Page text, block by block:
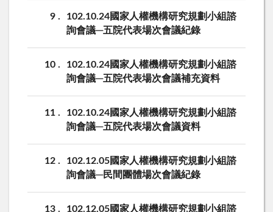
9
102.10.24國家人權機構研究規劃小組諮
詢會議─五院代表場次會議紀錄
10
102.10.24國家人權機構研究規劃小組諮
詢會議─五院代表場次會議補充資料
11
102.10.24國家人權機構研究規劃小組諮
詢會議─五院代表場次會議資料
12
102.12.05國家人權機構研究規劃小組諮
詢會議─民間團體場次會議紀錄
13
102.12.05國家人權機構研究規劃小組諮